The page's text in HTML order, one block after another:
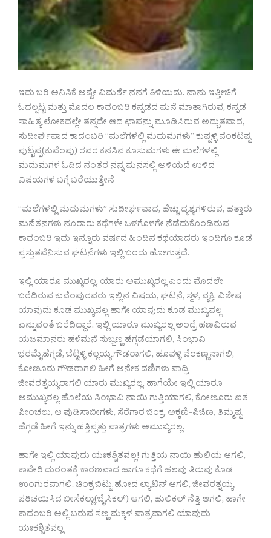
ಇದು ಬರಿ ಅನಿಸಿಕೆ ಅಷ್ಟೇ ವಿಮರ್ಶೆ ನನಗೆ ತಿಳಿಯದು. ನಾನು ಇತ್ತೀಚಿಗೆ
ಓದಲ್ಪಟ್ಟ ಮತ್ತು ಮೊದಲ ಕಾದಂಬರಿ ಕನ್ನಡದ ಮನೆ ಮಾತಾಗಿರುವ, ಕನ್ನಡ
ಸಾಹಿತ್ಯ ಲೋಕದಲ್ಲೇ ತನ್ನದೇ ಆದ ಛಾಪನ್ನು ಮೂಡಿಸಿರುವ ಅದ್ಬುತವಾದ,
ಸುದೀರ್ಘವಾದ ಕಾದಂಬರಿ “ಮಲೆಗಳಲ್ಲಿ ಮದುಮಗಳು” ಕುಪ್ಪಳ್ಳಿ ವೆಂಕಟಪ್ಪ
ಪುಟ್ಟಪ್ಪ(ಕುವೆಂಪು) ರವರ ಕನಸಿನ ಕೂಸುಮಗಳು ಈ ಮಲೆಗಳಲ್ಲಿ
ಮದುಮಗಳ ಓದಿದ ನಂತರ ನನ್ನ ಮನಸಲ್ಲಿ ಅಳಿಯದೆ ಉಳಿದ
ವಿಷಯಗಳ ಬಗ್ಗೆ ಬರೆಯುತ್ತೇನೆ
“ಮಲೆಗಳಲ್ಲಿ ಮದುಮಗಳು” ಸುದೀರ್ಘವಾದ, ಹೆಚ್ಚು ದೃಶ್ಯಗಳಿರುವ, ಹತ್ತಾರು
ಮನೆತನಗಳು ನೂರಾರು ಕಥೆಗಳೇ ಒಳಗೊಳಗೇ ನೆಡೆದುಕೊಂಡಿರುವ
ಕಾದಂಬರಿ ಇದು ಇನ್ನೂರು ವರ್ಷದ ಹಿಂದಿನ ಕಥೆಯಾದರು ಇಂದಿಗೂ ಕೂಡ
ಪ್ರಸ್ತುತವೆನಿಸುವ ಘಟನೆಗಳು ಇಲ್ಲಿ ಬಂದು ಹೋಗುತ್ತದೆ.
ಇಲ್ಲಿ ಯಾರೂ ಮುಖ್ಯರಲ್ಲ, ಯಾರು ಅಮುಖ್ಯರಲ್ಲ ಎಂದು ಮೊದಲೇ
ಬರೆದಿರುವ ಕುವೆಂಪುರವರು ಇಲ್ಲಿನ ವಿಷಯ, ಘಟನೆ, ಸ್ಥಳ, ವ್ಯಕ್ತಿ, ವಿಶೇಷ
ಯಾವುದು ಕೂಡ ಮುಖ್ಯವಲ್ಲ ಹಾಗೇ ಯಾವುದು ಕೂಡ ಮುಖ್ಯವಲ್ಲ
ಎನ್ನುವಂತೆ ಬರೆದಿದ್ದಾರೆ. ಇಲ್ಲಿ ಯಾರೂ ಮುಖ್ಯರಲ್ಲ ಅಂದ್ರೆ ಹಣವಿರುವ
ಯಜಮಾನರು ಹಳೆಮನೆ ಸುಬ್ಬಣ್ಣ ಹೆಗ್ಗಡೆಯಾಗಲಿ, ಸಿಂಭಾವಿ
ಭರಮೈಹೆಗ್ಗಡೆ, ಬೆಟ್ಟಳ್ಳಿ ಕಲ್ಲಯ್ಯ ಗೌಡರಾಗಲಿ, ಹೂವಳ್ಳಿ ವೆಂಕಣ್ಣನಾಗಲಿ,
ಕೋಣೂರು ಗೌಡರಾಗಲಿ ಹೀಗೆ ಅನೇಕ ದಣಿಗಳು ಪಾದ್ರಿ
ಜೀವರತ್ನಯ್ಯರಾಗಲಿ ಯಾರು ಮುಖ್ಯರಲ್ಲ. ಹಾಗೆಯೇ ಇಲ್ಲಿ ಯಾರೂ
ಅಮುಖ್ಯರಲ್ಲ ಹೊಲೆಯ ಸಿಂಭಾವಿ ನಾಯಿ ಗುತ್ತಿಯಾಗಲಿ, ಕೋಣೂರು ಐತ-
ಪೀಂಚಲು, ಆ ಪುಡಿಸಾಬೀಗಳು, ಸೆರೆಗಾರ ಚಿಂಕ್ರ, ಅಕ್ಕಣಿ-ಪಿಜಿಣ, ತಿಮ್ಮಪ್ಪ
ಹೆಗ್ಗಡೆ ಹೀಗೆ ಇನ್ನು ಹತ್ತಿಪ್ಪತ್ತು ಪಾತ್ರಗಳು ಅಮುಖ್ಯರಲ್ಲ.
ಹಾಗೇ ಇಲ್ಲಿ ಯಾವುದು ಯಃಕಶ್ಚಿತವಲ್ಲ! ಗುತ್ತಿಯ ನಾಯಿ ಹುಲಿಯ ಆಗಲಿ,
ಕಾವೇರಿ ದುರಂತಕ್ಕೆ ಕಾರಣವಾದ ಹಾಗೂ ಕಥೆಗೆ ಹಲವು ತಿರುವು ಕೊಡ
ಉಂಗುರವಾಗಲಿ, ಚಿಂಕ್ರ ಬಿಟ್ಟು ಹೋದ ಲ್ಯಾಟಿನ್ ಆಗಲಿ, ಜೀವರತ್ನಯ್ಯ
ಪರಿಚಯಿಸಿದ ಬೀಸೆಕಲ್ಲು(ಬೈಸಿಕಲ್) ಆಗಲಿ, ಹುಲಿಕಲ್ ನೆತ್ತಿ ಆಗಲಿ, ಹಾಗೇ
ಕಾದಂಬರಿ ಅಲ್ಲಿ ಬರುವ ಸಣ್ಣ ಮಕ್ಕಳ ಪಾತ್ರವಾಗಲಿ ಯಾವುದು
ಯಃಕಶ್ಚಿತವಲ್ಲ